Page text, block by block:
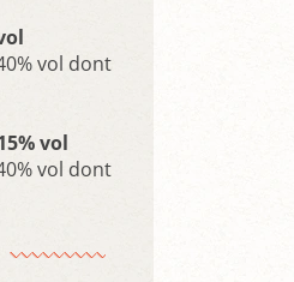
vol dont
vol
vol dont